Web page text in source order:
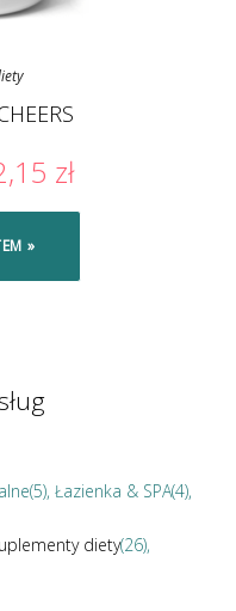
zł
»
(5) Łazienka & SPA(4)
diety(26)